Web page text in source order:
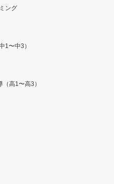
ング
1〜中3）
（高1〜高3）